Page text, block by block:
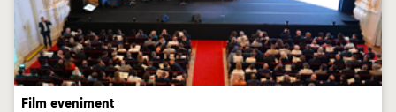
Film eveniment